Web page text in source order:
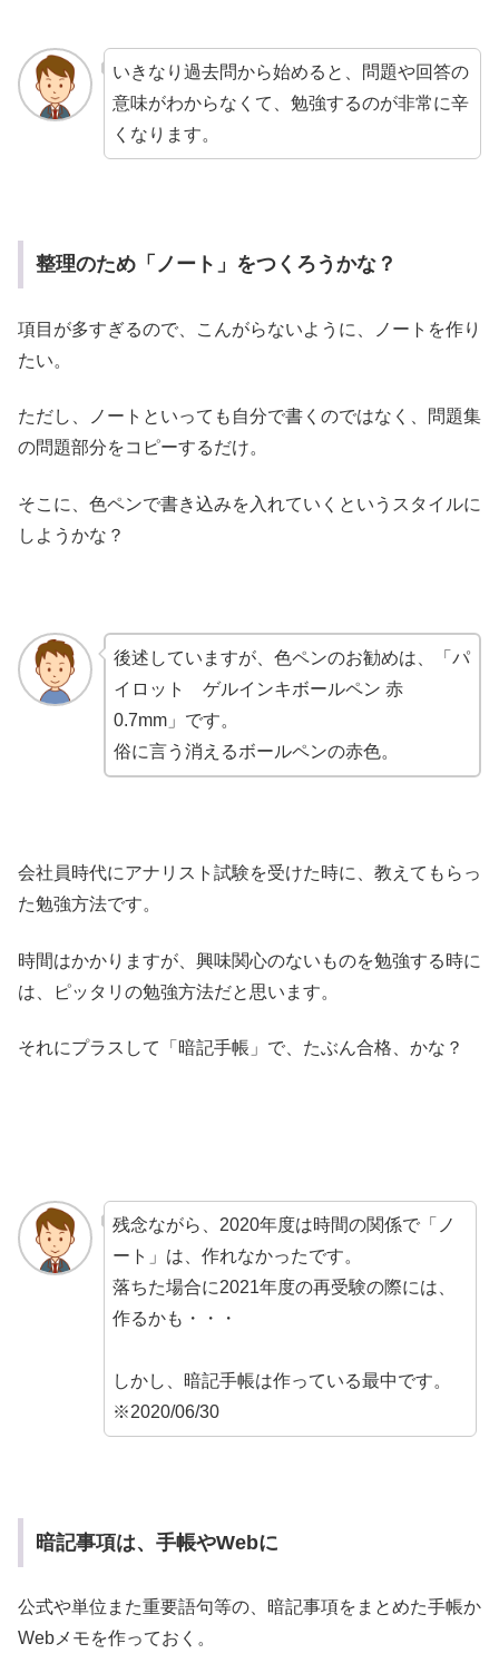
いきなり過去問から始めると、問題や回答の
意味がわからなくて、勉強するのが非常に辛
くなります。
整理のため「ノート」をつくろうかな？
項目が多すぎるので、こんがらないように、ノートを作り
たい。
ただし、ノートといっても自分で書くのではなく、問題集
の問題部分をコピーするだけ。
そこに、色ペンで書き込みを入れていくというスタイルに
しようかな？
後述していますが、色ペンのお勧めは、「パ
イロット ゲルインキボールペン 赤
0.7mm」です。
俗に言う消えるボールペンの赤色。
会社員時代にアナリスト試験を受けた時に、教えてもらっ
た勉強方法です。
時間はかかりますが、興味関心のないものを勉強する時に
は、ピッタリの勉強方法だと思います。
それにプラスして「暗記手帳」で、たぶん合格、かな？
残念ながら、2020年度は時間の関係で「ノ
ート」は、作れなかったです。
落ちた場合に2021年度の再受験の際には、
作るかも・・・
しかし、暗記手帳は作っている最中です。
※2020/06/30
暗記事項は、手帳やWebに
公式や単位また重要語句等の、暗記事項をまとめた手帳か
Webメモを作っておく。